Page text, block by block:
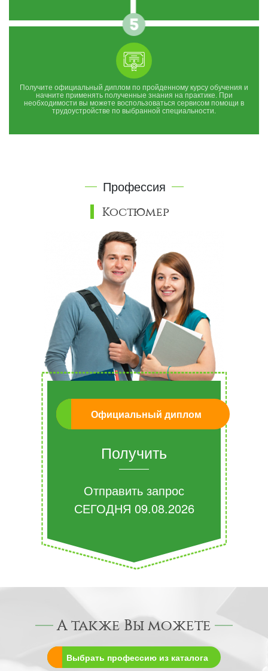
Получите официальный диплом по пройденному курсу обучения и
начните применять полученные знания на практике. При
необходимости вы можете воспользоваться сервисом помощи в
трудоустройстве по выбранной специальности.
Профессия
Костюмер
Официальный диплом
Получить
Отправить запрос
СЕГОДНЯ 09.08.2026
А также Вы можете
Выбрать профессию из каталога